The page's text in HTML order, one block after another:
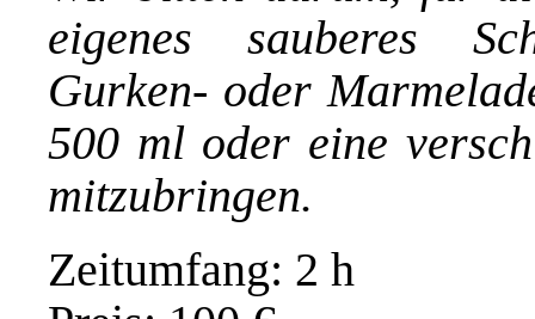
eigenes sauberes
Gurken- oder
500 ml oder eine
mitzubringen.
Zeitumfang: 2 h